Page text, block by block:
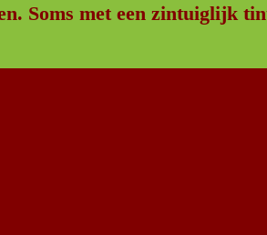
Soms met een zintuiglijk